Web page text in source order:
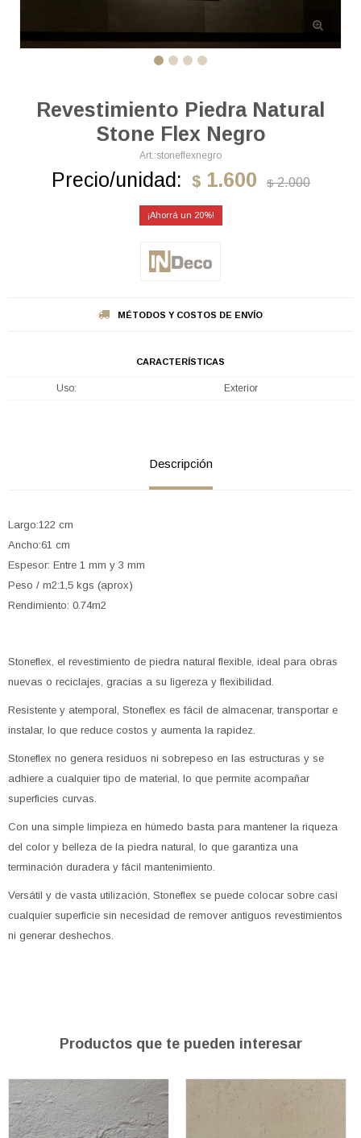
Revestimiento Piedra Natural
Stone Flex Negro
stoneflexnegro
Precio/unidad: $ 1.600 $ 2.000
20
MÉTODOS Y COSTOS DE ENVÍO
CARACTERÍSTICAS
Uso Exterior
Descripción
Largo:122 cm
Ancho:61 cm
Espesor: Entre 1 mm y 3 mm
Peso / m2:1,5 kgs (aprox)
Rendimiento: 0.74m2
Stoneflex, el revestimiento de piedra natural flexible, ideal para obras
nuevas o reciclajes, gracias a su ligereza y flexibilidad.
Resistente y atemporal, Stoneflex es fácil de almacenar, transportar e
instalar, lo que reduce costos y aumenta la rapidez.
Stoneflex no genera residuos ni sobrepeso en las estructuras y se
adhiere a cualquier tipo de material, lo que permite acompañar
superficies curvas.
Con una simple limpieza en húmedo basta para mantener la riqueza
del color y belleza de la piedra natural, lo que garantiza una
terminación duradera y fácil mantenimiento.
Versátil y de vasta utilización, Stoneflex se puede colocar sobre casi
cualquier superficie sin necesidad de remover antiguos revestimientos
ni generar deshechos.
Productos que te pueden interesar